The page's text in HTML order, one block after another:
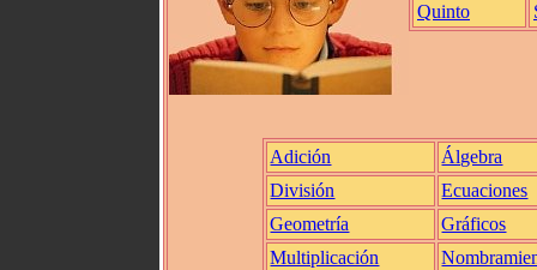
Quinto
Adición
Álgebra
División
Ecuaciones
Geometría
Gráficos
Multiplicación